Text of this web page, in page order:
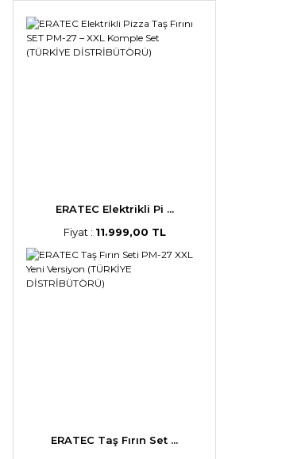
ERATEC Elektrikli Pi ...
Fiyat : 11.999,00 TL
ERATEC Taş Fırın Set ...